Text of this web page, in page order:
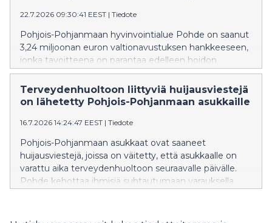
22.7.2026 09:30:41 EEST | Tiedote
Pohjois-Pohjanmaan hyvinvointialue Pohde on saanut
3,24 miljoonan euron valtionavustuksen hankkeeseen,
jonka tavoitteena on parantaa edelleen hoidon
jatkuvuutta ja sujuvoittaa perusterveydenhuollon
palveluja.
Terveydenhuoltoon liittyviä huijausviestejä
on lähetetty Pohjois-Pohjanmaan asukkaille
16.7.2026 14:24:47 EEST | Tiedote
Pohjois-Pohjanmaan asukkaat ovat saaneet
huijausviestejä, joissa on väitetty, että asukkaalle on
varattu aika terveydenhuoltoon seuraavalle päivälle.
Pohde kehottaa ihmisiä suhtautumaan varauksella